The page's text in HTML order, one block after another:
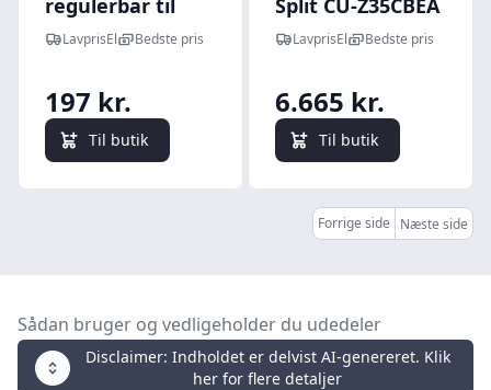
regulerbar til
luft/luft
varmepumpe
LavprisEl Bedste pris
197 kr.
Til butik
Split CU-Z35CBEA
luft til luft
varmepumpe,
LavprisEl Bedste pris
6.665 kr.
Til butik
Forrige side Næste side
Sådan bruger og vedligeholder du udedeler
Disclaimer: Indholdet er delvist AI-genereret. Klik
her for flere detaljer